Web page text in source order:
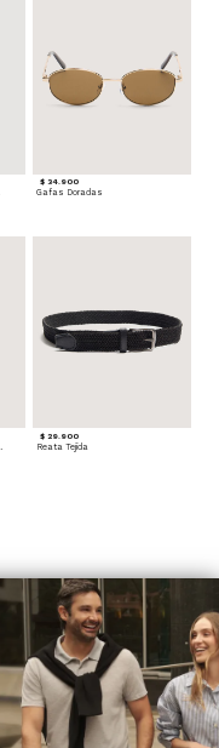
$ 34.900
Gafas Doradas
$ 29.900
Reata Tejida